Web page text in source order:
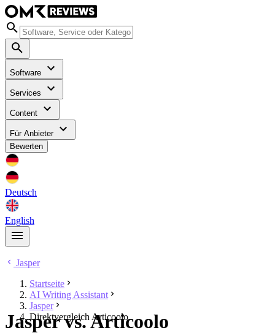
Software
Services
Content
Für Anbieter
Bewerten
Deutsch
English
Jasper
Startseite
AI Writing Assistant
Jasper
Direktvergleich Articoolo
Jasper vs. Articoolo